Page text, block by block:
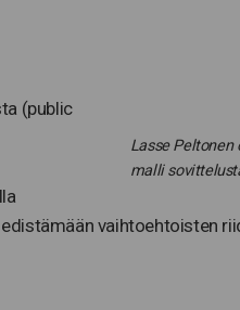
Lasse Peltonen
malli
(public
vaihtoehtoisten